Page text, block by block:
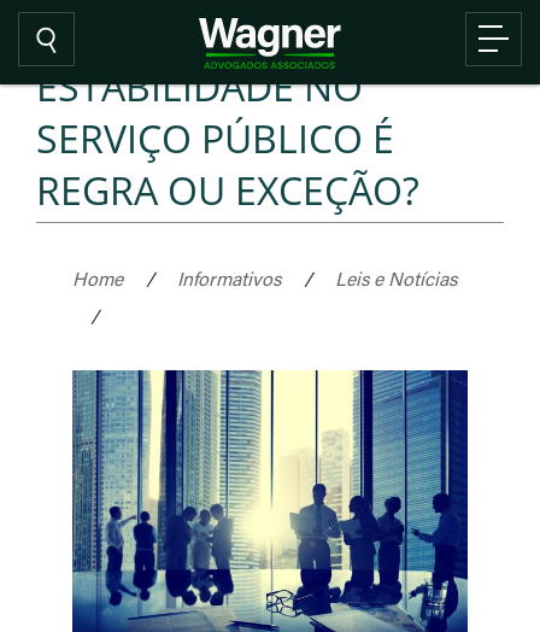
ESTABILIDADE NO
SERVIÇO PÚBLICO É
REGRA OU EXCEÇÃO?
Home / Informativos /
Leis e Notícias
/